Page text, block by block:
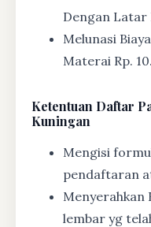
Dengan Latar
Melunasi
Materai Rp.
Ketentuan Daftar
Kuningan
Mengisi
pendaftaran
Menyerahkan
lembar yg